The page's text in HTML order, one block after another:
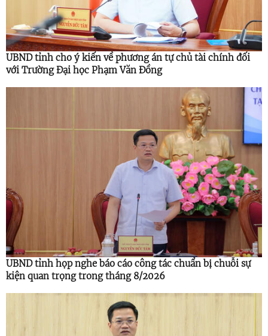
UBND tỉnh cho ý kiến về phương án tự chủ tài chính đối
với Trường Đại học Phạm Văn Đồng
UBND tỉnh họp nghe báo cáo công tác chuẩn bị chuỗi sự
kiện quan trọng trong tháng 8/2026